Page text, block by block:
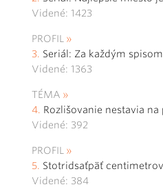
Videné: 1423
PROFIL
Seriál: Za každým
Videné: 1363
TÉMA
Rozlišovanie nestavia
Videné: 392
PROFIL
Stotridsaťpäť
Videné: 384